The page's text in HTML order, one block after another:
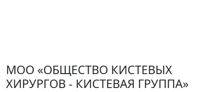
МОО «ОБЩЕСТВО КИСТЕВЫХ
ХИРУРГОВ - КИСТЕВАЯ ГРУППА»